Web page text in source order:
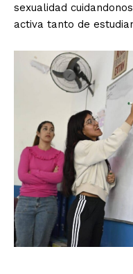
sexualidad
activa tanto de